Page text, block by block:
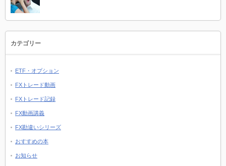
カテゴリー
ETF・オプション
FXトレード動画
FXトレード記録
FX動画講義
FX勘違いシリーズ
おすすめの本
お知らせ